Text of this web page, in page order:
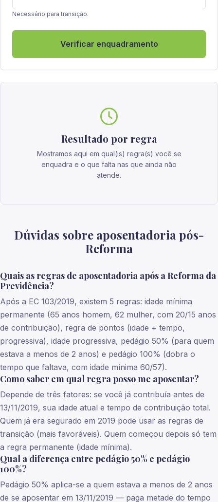
Necessário para transição.
Verificar enquadramento
Resultado por regra
Mostramos aqui em qual(is) regra(s) você se
enquadra e o que falta nas que ainda não
atende.
Dúvidas sobre aposentadoria pós-
Reforma
Quais as regras de aposentadoria após a Reforma da
Previdência?
Após a EC 103/2019, existem 5 regras: idade mínima
permanente (65 anos homem, 62 mulher, com 20/15 anos
de contribuição), regra de pontos (idade + tempo,
progressiva), idade progressiva, pedágio 50% (para quem
estava a menos de 2 anos) e pedágio 100% (dobra o
tempo que faltava, com idade mínima 60/57).
Como saber em qual regra posso me aposentar?
Depende de três fatores: se você já contribuía antes de
13/11/2019, sua idade atual e tempo de contribuição total.
Quem já era segurado em 2019 pode usar as regras de
transição (mais favoráveis). Quem começou depois só tem
a regra permanente (idade mínima).
Qual a diferença entre pedágio 50% e pedágio
100%?
Pedágio 50% aplica-se a quem estava a menos de 2 anos
de se aposentar em 13/11/2019 — paga metade do tempo